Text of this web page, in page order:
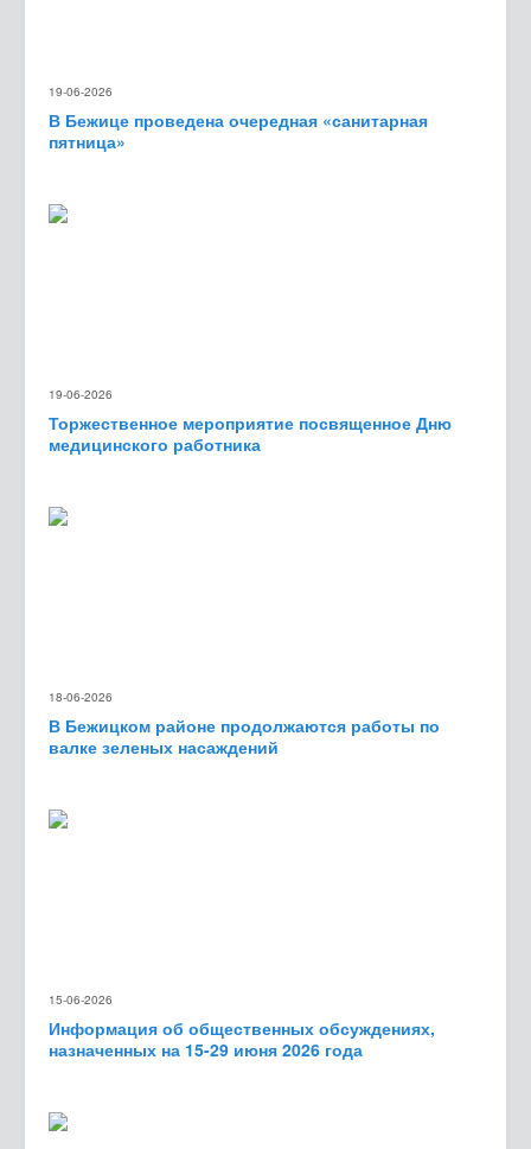
19-06-2026
В Бежице проведена очередная «санитарная
пятница»
19-06-2026
Торжественное мероприятие посвященное Дню
медицинского работника
18-06-2026
В Бежицком районе продолжаются работы по
валке зеленых насаждений
15-06-2026
Информация об общественных обсуждениях,
назначенных на 15-29 июня 2026 года